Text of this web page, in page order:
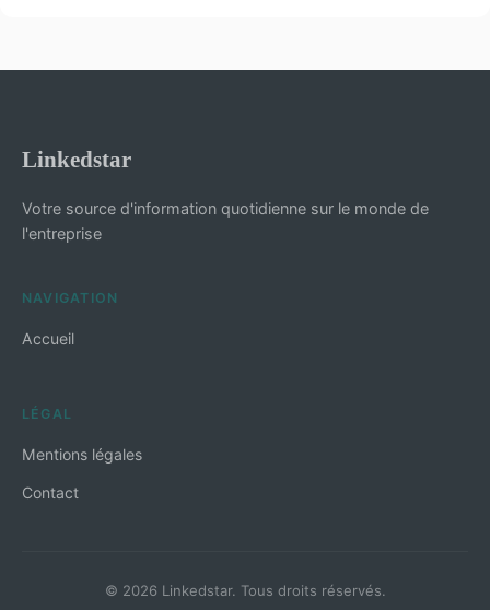
Linkedstar
Votre source d'information quotidienne sur le monde de
l'entreprise
NAVIGATION
Accueil
LÉGAL
Mentions légales
Contact
© 2026 Linkedstar. Tous droits réservés.